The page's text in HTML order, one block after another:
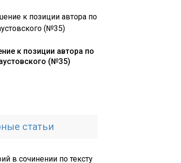
к позиции автора по
(№35)
статьи